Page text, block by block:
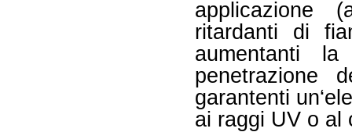
applicazione
ritardanti di
aumentanti la
penetrazione
garantenti
ai raggi UV o al